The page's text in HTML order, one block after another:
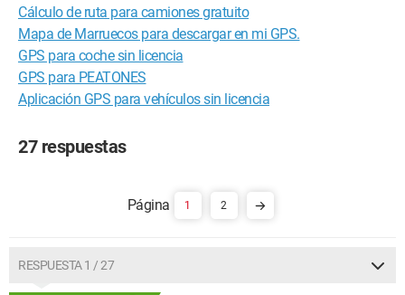
"Vive tu vida de una manera buena y honorable. Así, cuando
envejezcas y mires hacia atrás, lo disfrutarás una segunda
vez."
cita atribuida al Dalai Lama
incluso allá arriba, siempre estarás en nuestros corazones, ;-)
Cálculo de ruta para camiones gratuito
Mapa de Marruecos para descargar en mi GPS.
GPS para coche sin licencia
GPS para PEATONES
Aplicación GPS para vehículos sin licencia
27 respuestas
1 2
RESPUESTA 1 / 27